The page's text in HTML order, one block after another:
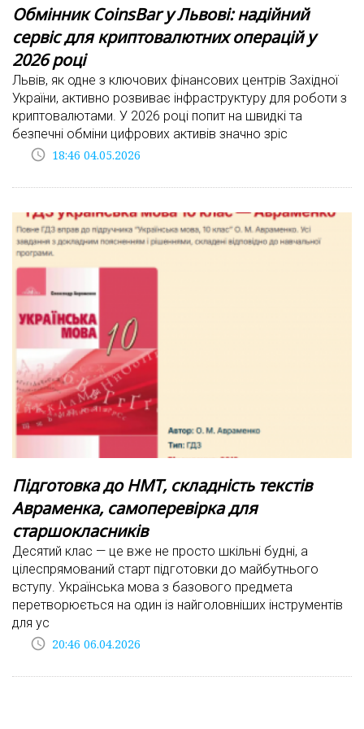
Обмінник CoinsBar у Львові: надійний
сервіс для криптовалютних операцій у
2026 році
Львів, як одне з ключових фінансових центрів Західної
України, активно розвиває інфраструктуру для роботи з
криптовалютами. У 2026 році попит на швидкі та
безпечні обміни цифрових активів значно зріс
access_time 18:46 04.05.2026
Підготовка до НМТ, складність текстів
Авраменка, самоперевірка для
старшокласників
Десятий клас — це вже не просто шкільні будні, а
цілеспрямований старт підготовки до майбутнього
вступу. Українська мова з базового предмета
перетворюється на один із найголовніших інструментів
для ус
access_time 20:46 06.04.2026